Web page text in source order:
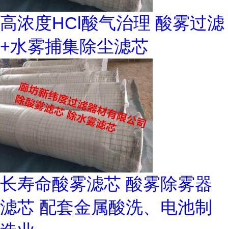
高浓度HCl酸气治理 酸雾过滤
+水雾捕集除尘滤芯
长寿命酸雾滤芯 酸雾除雾器
滤芯 配套金属酸洗、电池制